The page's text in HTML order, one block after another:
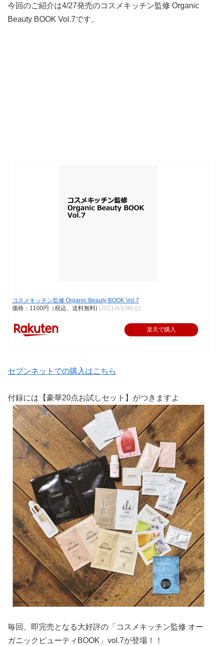
今回のご紹介は4/27発売のコスメキッチン監修 Organic
Beauty BOOK Vol.7です。
コスメキッチン監修 Organic Beauty BOOK Vol.7
価格：1100円（税込、送料無料) (2021/4/13時点)
楽天で購入
セブンネットでの購入はこちら
付録には【豪華20点お試しセット】がつきますよ
毎回、即完売となる大好評の「コスメキッチン監修 オー
ガニックビューティBOOK」vol.7が登場！！